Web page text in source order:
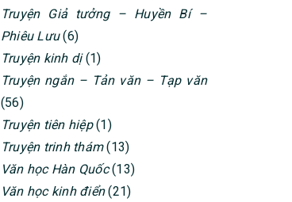
Truyện Giả tưởng – Huyền Bí –
Phiêu Lưu(6)
Truyện kinh dị(1)
Truyện ngắn – Tản văn – Tạp văn
(56)
Truyện tiên hiệp(1)
Truyện trinh thám(13)
Văn học Hàn Quốc(13)
Văn học kinh điển(21)